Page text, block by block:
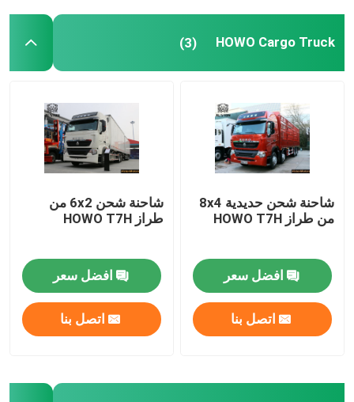
المنتجات
جولة في المعمل
ضبط الجودة
اتصل بنا
أخبار
جميع القضايا
HOWO Cargo Truck
(3)
شاحنة شحن حديدية 8x4
من طراز HOWO T7H
افضل سعر
اتصل بنا
شاحنة شحن 6x2 من
طراز HOWO T7H
افضل سعر
اتصل بنا